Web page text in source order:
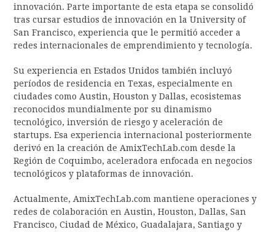
innovación. Parte importante de esta etapa se consolidó
tras cursar estudios de innovación en la University of
San Francisco, experiencia que le permitió acceder a
redes internacionales de emprendimiento y tecnología.
Su experiencia en Estados Unidos también incluyó
períodos de residencia en Texas, especialmente en
ciudades como Austin, Houston y Dallas, ecosistemas
reconocidos mundialmente por su dinamismo
tecnológico, inversión de riesgo y aceleración de
startups. Esa experiencia internacional posteriormente
derivó en la creación de AmixTechLab.com desde la
Región de Coquimbo, aceleradora enfocada en negocios
tecnológicos y plataformas de innovación.
Actualmente, AmixTechLab.com mantiene operaciones y
redes de colaboración en Austin, Houston, Dallas, San
Francisco, Ciudad de México, Guadalajara, Santiago y